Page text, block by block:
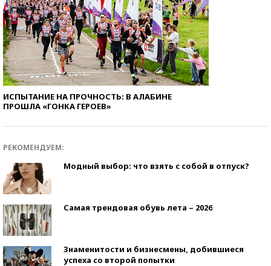
ИСПЫТАНИЕ НА ПРОЧНОСТЬ: В АЛАБИНЕ
ПРОШЛА «ГОНКА ГЕРОЕВ»
РЕКОМЕНДУЕМ:
Модный выбор: что взять с собой в отпуск?
Самая трендовая обувь лета – 2026
Знаменитости и бизнесмены, добившиеся
успеха со второй попытки